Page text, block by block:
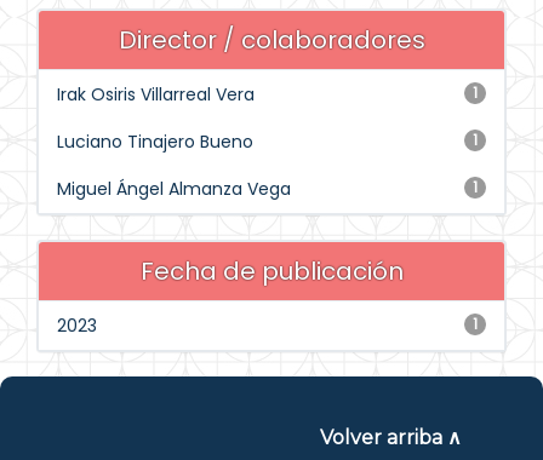
Director / colaboradores
1
Irak Osiris Villarreal Vera
1
Luciano Tinajero Bueno
1
Miguel Ángel Almanza Vega
Fecha de publicación
1
2023
Volver arriba ∧